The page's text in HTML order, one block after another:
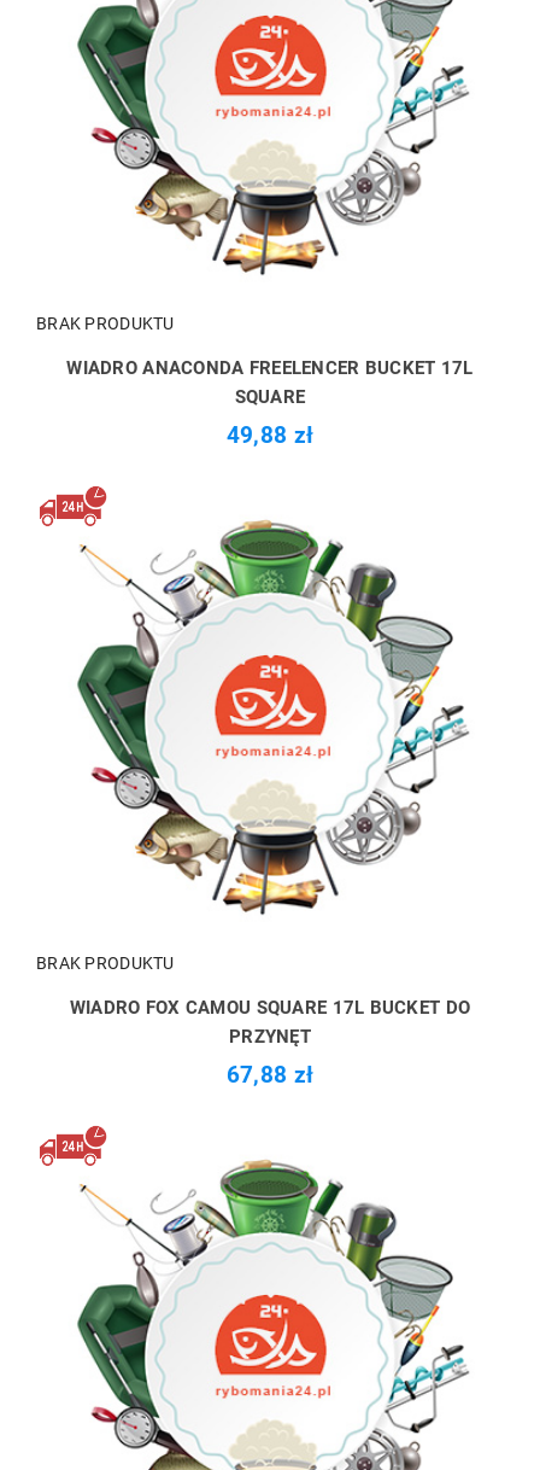
BRAK PRODUKTU
WIADRO ANACONDA FREELENCER BUCKET 17L
SQUARE
49,88 zł
BRAK PRODUKTU
WIADRO FOX CAMOU SQUARE 17L BUCKET DO
PRZYNĘT
67,88 zł